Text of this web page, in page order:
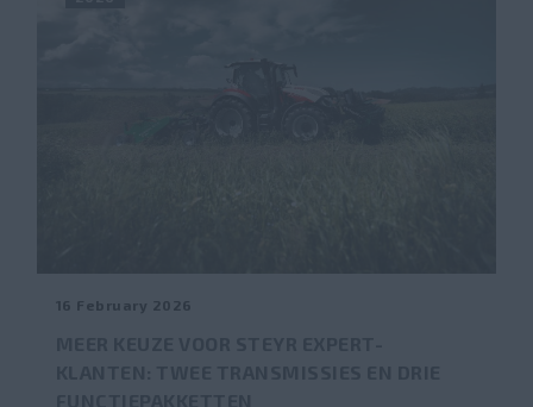
16 February 2026